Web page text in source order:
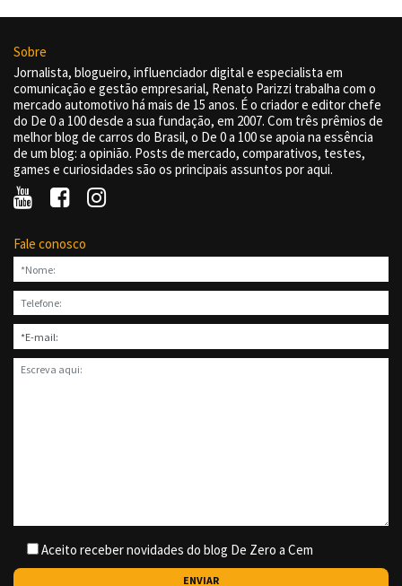
Sobre
Jornalista, blogueiro, influenciador digital e especialista em
comunicação e gestão empresarial, Renato Parizzi trabalha com o
mercado automotivo há mais de 15 anos. É o criador e editor chefe
do De 0 a 100 desde a sua fundação, em 2007. Com três prêmios de
melhor blog de carros do Brasil, o De 0 a 100 se apoia na essência
de um blog: a opinião. Posts de mercado, comparativos, testes,
games e curiosidades são os principais assuntos por aqui.
Fale conosco
Aceito receber novidades do blog De Zero a Cem